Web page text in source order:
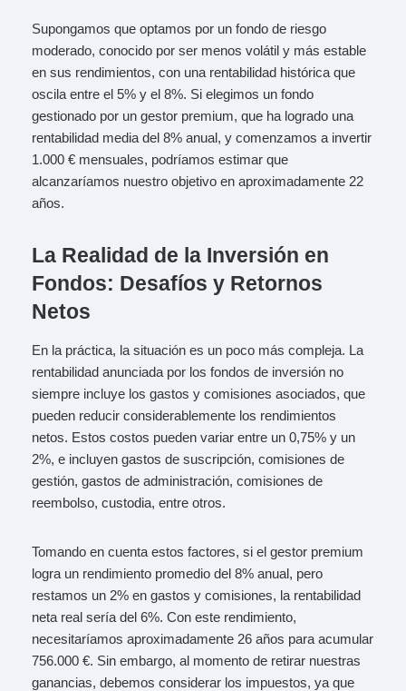
Supongamos que optamos por un fondo de riesgo
moderado, conocido por ser menos volátil y más estable
en sus rendimientos, con una rentabilidad histórica que
oscila entre el 5% y el 8%. Si elegimos un fondo
gestionado por un gestor premium, que ha logrado una
rentabilidad media del 8% anual, y comenzamos a invertir
1.000 € mensuales, podríamos estimar que
alcanzaríamos nuestro objetivo en aproximadamente 22
años.
La Realidad de la Inversión en
Fondos: Desafíos y Retornos
Netos
En la práctica, la situación es un poco más compleja. La
rentabilidad anunciada por los fondos de inversión no
siempre incluye los gastos y comisiones asociados, que
pueden reducir considerablemente los rendimientos
netos. Estos costos pueden variar entre un 0,75% y un
2%, e incluyen gastos de suscripción, comisiones de
gestión, gastos de administración, comisiones de
reembolso, custodia, entre otros.
Tomando en cuenta estos factores, si el gestor premium
logra un rendimiento promedio del 8% anual, pero
restamos un 2% en gastos y comisiones, la rentabilidad
neta real sería del 6%. Con este rendimiento,
necesitaríamos aproximadamente 26 años para acumular
756.000 €. Sin embargo, al momento de retirar nuestras
ganancias, debemos considerar los impuestos, ya que